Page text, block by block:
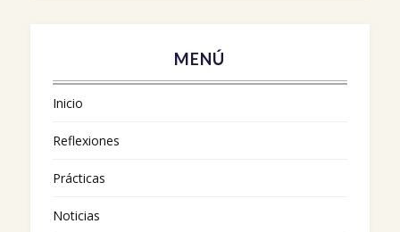
MENÚ
Inicio
Reflexiones
Prácticas
Noticias